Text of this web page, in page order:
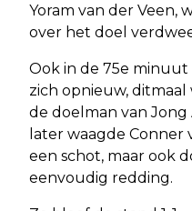
Yoram van der Veen,
over het doel
Ook in de 75e
zich opnieuw,
de doelman van Jong
later waagde Conner
een schot, maar ook
eenvoudig redding.